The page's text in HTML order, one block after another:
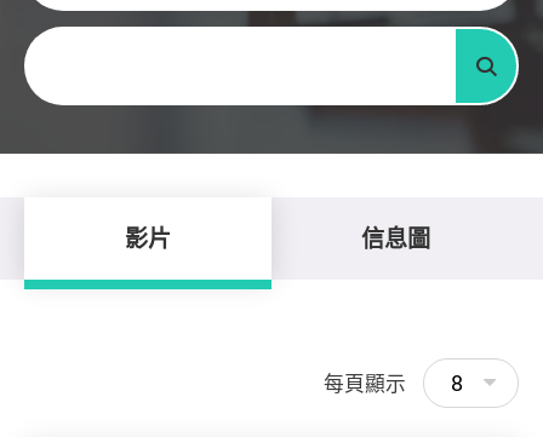
關鍵字
搜尋
影片 信息圖
每頁顯示 8